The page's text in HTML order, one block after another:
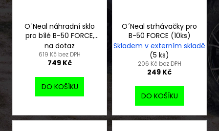
O´Neal náhradní sklo
pro bílé B-50 FORCE,
radium blue
na dotaz
619 Kč bez DPH
749 Kč
DO KOŠÍKU
O´Neal strhávačky pro
B-50 FORCE (10ks)
Skladem v externím skladě
(5 ks)
206 Kč bez DPH
249 Kč
DO KOŠÍKU